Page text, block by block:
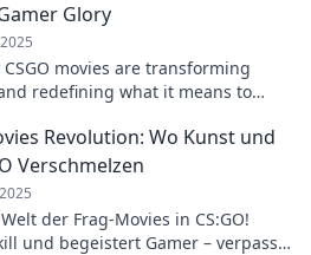
Glory
movies are transforming
redefining what it means to
Revolution: Wo Kunst und
Verschmelzen
der Frag-Movies in CS:GO!
und begeistert Gamer – verpasse